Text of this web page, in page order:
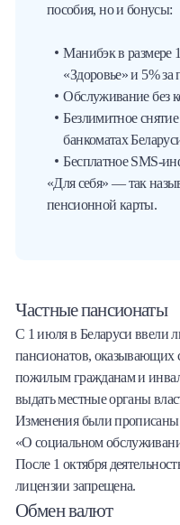
пособия, но и бонусы:
Манибэк в размере
«Здоровье» и 5% за
Обслуживание без
Безлимитное
банкоматах
Бесплатное SMS-
«Для себя» — так
пенсионной карты.
Частные пансионаты
С 1 июля в Беларуси ввели
пансионатов, оказывающих
пожилым гражданам и
выдать местные органы
Изменения были
«О социальном
После 1 октября
лицензии запрещена.
Обмен валют